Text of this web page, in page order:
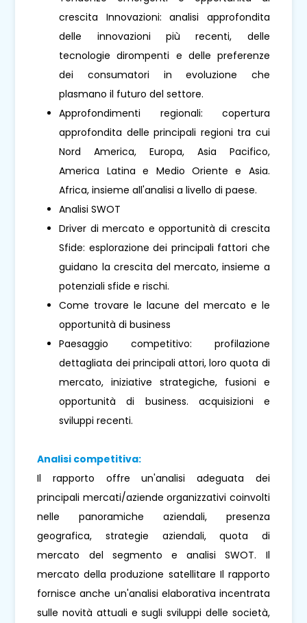
crescita Innovazioni: analisi approfondita
delle innovazioni più recenti, delle
tecnologie dirompenti e delle preferenze
dei consumatori in evoluzione che
plasmano il futuro del settore.
Approfondimenti regionali: copertura
approfondita delle principali regioni tra cui
Nord America, Europa, Asia Pacifico,
America Latina e Medio Oriente e Asia.
Africa, insieme all'analisi a livello di paese.
Analisi SWOT
Driver di mercato e opportunità di crescita
Sfide: esplorazione dei principali fattori che
guidano la crescita del mercato, insieme a
potenziali sfide e rischi.
Come trovare le lacune del mercato e le
opportunità di business
Paesaggio competitivo: profilazione
dettagliata dei principali attori, loro quota di
mercato, iniziative strategiche, fusioni e
opportunità di business. acquisizioni e
sviluppi recenti.
Analisi competitiva:
Il rapporto offre un'analisi adeguata dei
principali mercati/aziende organizzativi coinvolti
nelle panoramiche aziendali, presenza
geografica, strategie aziendali, quota di
mercato del segmento e analisi SWOT. Il
mercato della produzione satellitare Il rapporto
fornisce anche un'analisi elaborativa incentrata
sulle novità attuali e sugli sviluppi delle società,